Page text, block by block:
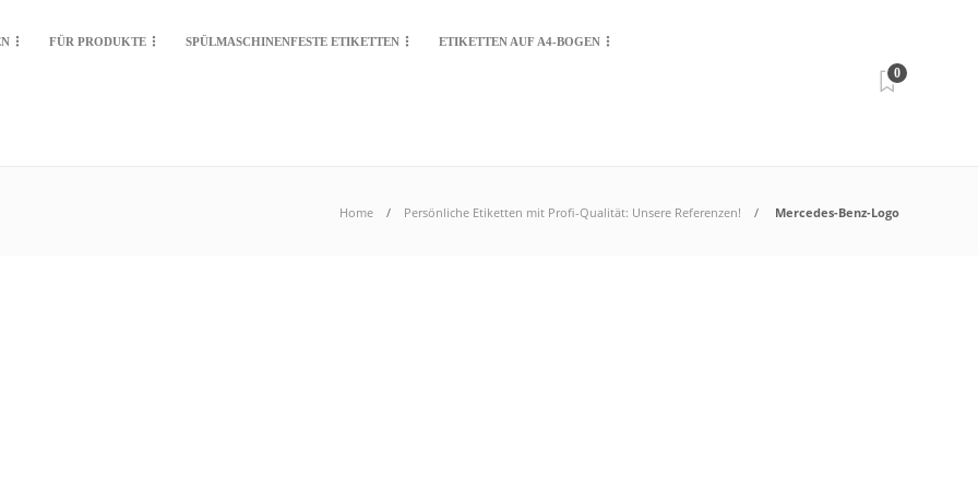
FÜR PRODUKTE SPÜLMASCHINENFESTE ETIKETTEN ETIKETTEN AUF A4-BOGEN
0
Home Persönliche Etiketten mit Profi-Qualität: Unsere Referenzen! Mercedes-Benz-Logo